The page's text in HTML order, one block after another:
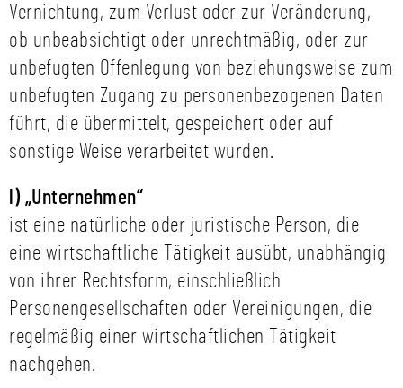
Vernichtung, zum Verlust oder zur Veränderung,
ob unbeabsichtigt oder unrechtmäßig, oder zur
unbefugten Offenlegung von beziehungsweise zum
unbefugten Zugang zu personenbezogenen Daten
führt, die übermittelt, gespeichert oder auf
sonstige Weise verarbeitet wurden.
l) „Unternehmen“
ist eine natürliche oder juristische Person, die
eine wirtschaftliche Tätigkeit ausübt, unabhängig
von ihrer Rechtsform, einschließlich
Personengesellschaften oder Vereinigungen, die
regelmäßig einer wirtschaftlichen Tätigkeit
nachgehen.